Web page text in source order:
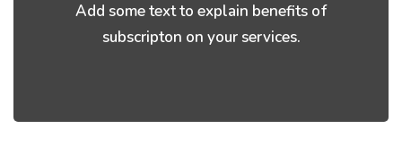
Add some text to explain benefits of
subscripton on your services.